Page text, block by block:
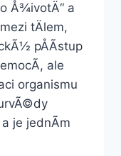
Å¾ivotÄ“ a
tÄlem,
pÅÃ­stup
ale
organismu
a je jednÃ­m